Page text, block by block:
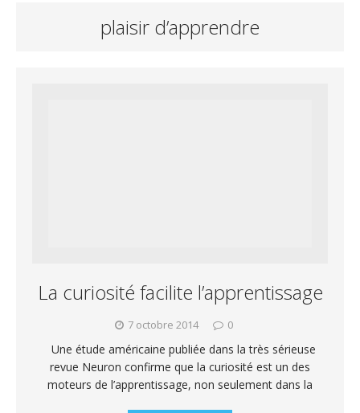
plaisir d’apprendre
La curiosité facilite l’apprentissage
7 octobre 2014 0
Une étude américaine publiée dans la très sérieuse
revue Neuron confirme que la curiosité est un des
moteurs de l’apprentissage, non seulement dans la